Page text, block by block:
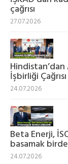
çağrısı
27.07.2026
İşbirliği Çağrısı
24.07.2026
Beta Enerji,
basamak
24.07.2026